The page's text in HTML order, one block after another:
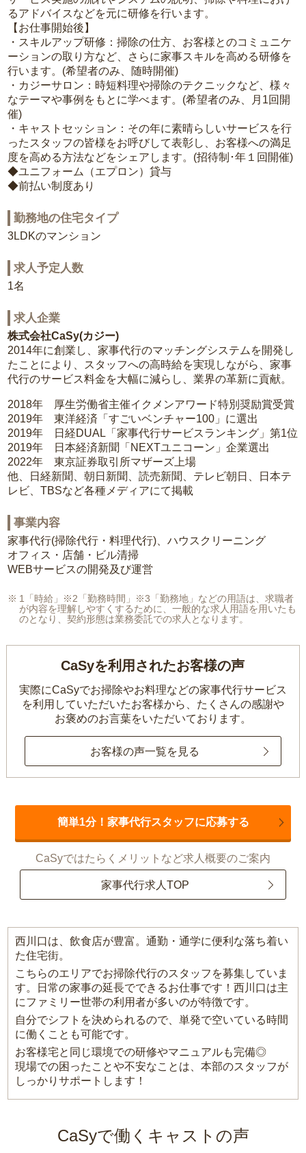
るアドバイスなどを元に研修を行います。
【お仕事開始後】
・スキルアップ研修：掃除の仕方、お客様とのコミュニケ
ーションの取り方など、さらに家事スキルを高める研修を
行います。(希望者のみ、随時開催)
・カジーサロン：時短料理や掃除のテクニックなど、様々
なテーマや事例をもとに学べます。(希望者のみ、月1回開
催)
・キャストセッション：その年に素晴らしいサービスを行
ったスタッフの皆様をお呼びして表彰し、お客様への満足
度を高める方法などをシェアします。(招待制･年１回開催)
◆ユニフォーム（エプロン）貸与
◆前払い制度あり
勤務地の住宅タイプ
3LDKのマンション
求人予定人数
1名
求人企業
株式会社CaSy(カジー)
2014年に創業し、家事代行のマッチングシステムを開発し
たことにより、スタッフへの高時給を実現しながら、家事
代行のサービス料金を大幅に減らし、業界の革新に貢献。
2018年 厚生労働省主催イクメンアワード特別奨励賞受賞
2019年 東洋経済「すごいベンチャー100」に選出
2019年 日経DUAL「家事代行サービスランキング」第1位
2019年 日本経済新聞「NEXTユニコーン」企業選出
2022年 東京証券取引所マザーズ上場
他、日経新聞、朝日新聞、読売新聞、テレビ朝日、日本テ
レビ、TBSなど各種メディアにて掲載
事業内容
家事代行(掃除代行・料理代行)、ハウスクリーニング
オフィス・店舗・ビル清掃
WEBサービスの開発及び運営
1「時給」※2「勤務時間」※3「勤務地」などの用語は、求職者
が内容を理解しやすくするために、一般的な求人用語を用いたも
のとなり、契約形態は業務委託での求人となります。
CaSyを利用されたお客様の声
実際にCaSyでお掃除やお料理などの家事代行サービス
を利用していただいたお客様から、 たくさんの感謝や
お褒めのお言葉をいただいております。
お客様の声一覧を見る
簡単1分！家事代行スタッフに応募する
CaSyではたらくメリットなど求人概要のご案内
家事代行求人TOP
西川口は、飲食店が豊富。通勤・通学に便利な落ち着い
た住宅街。
こちらのエリアでお掃除代行のスタッフを募集していま
す。日常の家事の延長でできるお仕事です！西川口は主
にファミリー世帯の利用者が多いのが特徴です。
自分でシフトを決められるので、単発で空いている時間
に働くことも可能です。
お客様宅と同じ環境での研修やマニュアルも完備◎
現場での困ったことや不安なことは、本部のスタッフが
しっかりサポートします！
CaSyで働くキャストの声